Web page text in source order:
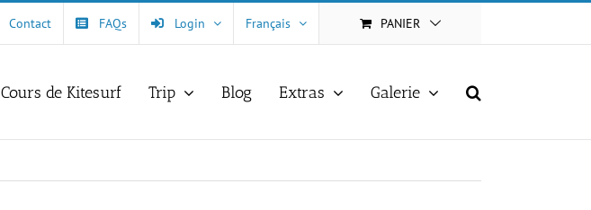
Contact FAQs Login Français PANIER
Cours de Kitesurf Trip Blog Extras Galerie